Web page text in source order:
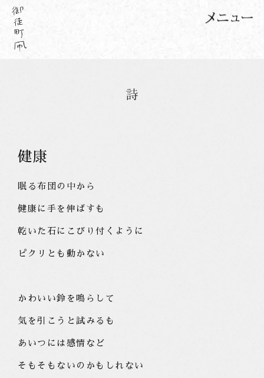
健康
眠る布団の中から
健康に手を伸ばすも
乾いた石にこびり付くように
ピクリとも動かない
かわいい鈴を鳴らして
気を引こうと試みるも
あいつには感情など
そもそもないのかもしれない